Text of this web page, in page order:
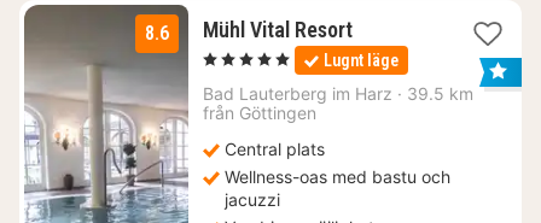
8.6 Mühl Vital Resort1
natt
från
1975
, 5 Stjärnor Lugnt läge
Bad Lauterberg im Harz · 39.5 km
från Göttingen
Central plats
Wellness-oas med bastu och
jacuzzi